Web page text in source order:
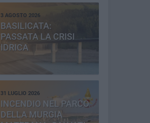
3 AGOSTO 2026
BASILICATA:
PASSATA LA CRISI
IDRICA
31 LUGLIO 2026
INCENDIO NEL PARCO
DELLA MURGIA